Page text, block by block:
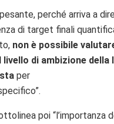
perché arriva a
di target finali
non è possibile
livello di ambizione della
per
poi “l’importanza